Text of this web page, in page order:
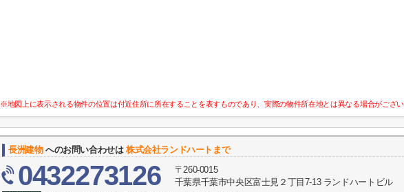
※地図上に表示される物件の位置は付近住所に所在することを表すものであり、実際の物件所在地とは異なる場合がござい
長洲建物へのお問い合わせは株式会社ランドハートまで
0432273126
〒260-0015
千葉県千葉市中央区富士見２丁目7-13 ランドハートビル